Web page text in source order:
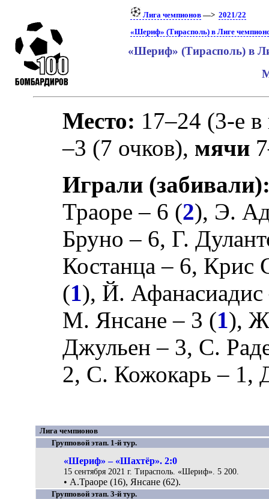
Лига чемпионов —>2021/22
«Шериф» (Тирасполь) в Лиге
«Шериф» (Тирасполь) в
Место: 17–24 (3-е
–3 (7 очков), мячи
Играли
Траоре – 6 (2), Э.
Бруно – 6, Г.
Костанца – 6, Крис
(1), Й. Афанасиадис
М. Янсане – 3 (1),
Джульен – 3, С.
2, С. Кожокарь – 1,
Лига чемпионов
Групповой этап. 1-й тур.
«Шериф» – «Шахтёр». 2:0
15 сентября 2021 г. Тирасполь. «Шериф». 5 200.
• А.Траоре (16), Янсане (62).
Групповой этап. 3-й тур.